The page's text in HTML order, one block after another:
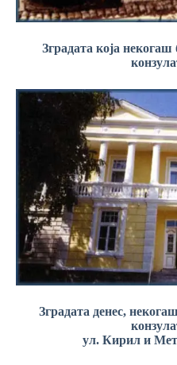
Зградата која
Зградата денес,
ул. Кирил и